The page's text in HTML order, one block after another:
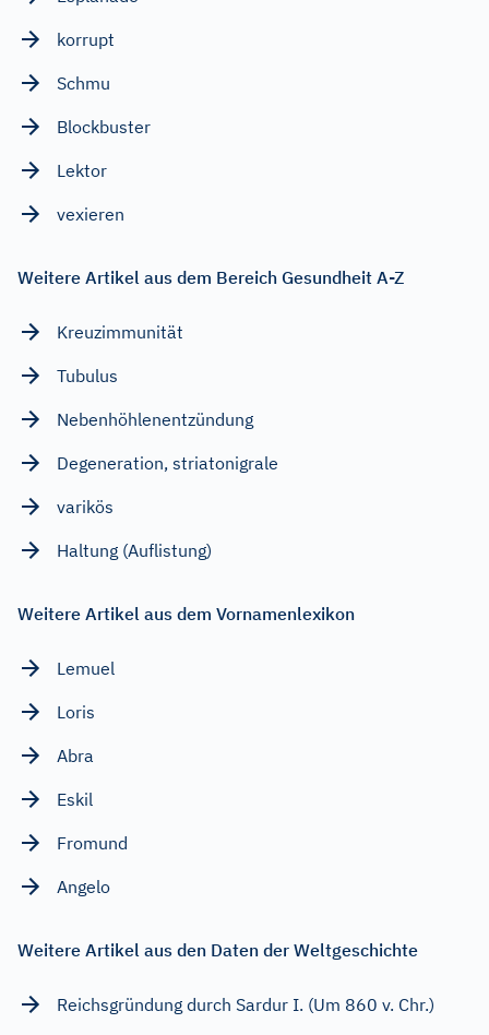
korrupt
Schmu
Blockbuster
Lektor
vexieren
Weitere Artikel aus dem Bereich Gesundheit A-Z
Kreuzimmunität
Tubulus
Nebenhöhlenentzündung
Degeneration, striatonigrale
varikös
Haltung (Auflistung)
Weitere Artikel aus dem Vornamenlexikon
Lemuel
Loris
Abra
Eskil
Fromund
Angelo
Weitere Artikel aus den Daten der Weltgeschichte
Reichsgründung durch Sardur I. (Um 860 v. Chr.)